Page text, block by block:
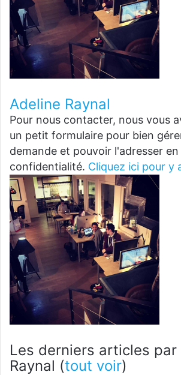
Adeline Raynal
Pour nous contacter, nous vous
un petit formulaire pour bien
demande et pouvoir l'adresser
confidentialité. Cliquez ici pour y
Les derniers articles par
Raynal (tout voir)